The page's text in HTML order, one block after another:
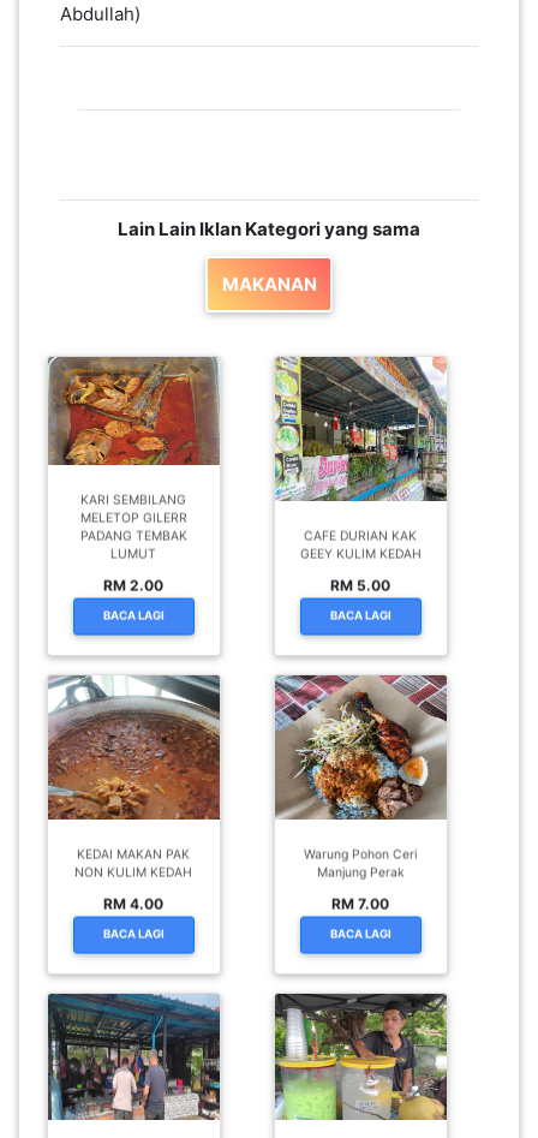
Abdullah)
Lain Lain Iklan Kategori yang sama
MAKANAN
KARI SEMBILANG
MELETOP GILERR
PADANG TEMBAK
LUMUT
RM 2.00
BACA LAGI
CAFE DURIAN KAK
GEEY KULIM KEDAH
RM 5.00
BACA LAGI
KEDAI MAKAN PAK
NON KULIM KEDAH
RM 4.00
BACA LAGI
Warung Pohon Ceri
Manjung Perak
RM 7.00
BACA LAGI
LUMPUR(16)
SINGAPORE(0)
BRUNEI(0)